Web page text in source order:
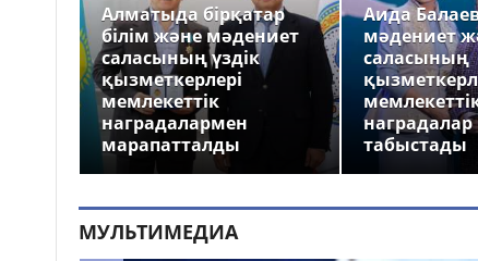
Алматыда бірқатар
білім және мәдениет
саласының үздік
қызметкерлері
мемлекеттік
наградалармен
марапатталды
Аида
мәдениет
саласының
наградалар
табыстады
МУЛЬТИМЕДИА